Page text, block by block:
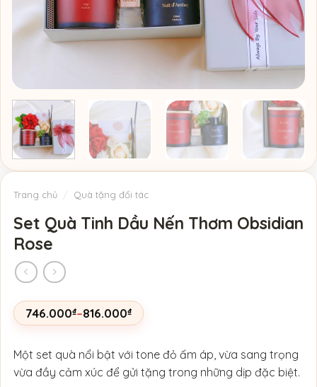
Trang chủ / Quà tặng đối tác
Set Quà Tinh Dầu Nến Thơm Obsidian
Rose
746.000₫–816.000₫
Khoảng
giá:
746.000₫
đến
816.000₫
Một set quà nổi bật với tone đỏ ấm áp, vừa sang trọng
vừa đầy cảm xúc để gửi tặng trong những dịp đặc biệt.